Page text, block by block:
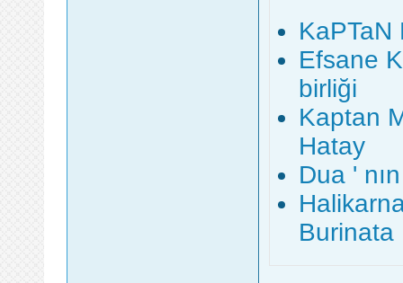
KaPTaN
Efsane
birliği
Kaptan
Hatay
Dua '
Burinata